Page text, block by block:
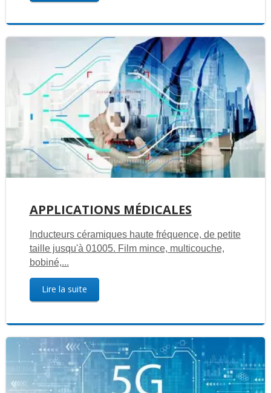
APPLICATIONS MÉDICALES
Inducteurs céramiques haute fréquence, de petite
taille jusqu'à 01005. Film mince, multicouche,
bobiné,...
Lire la suite